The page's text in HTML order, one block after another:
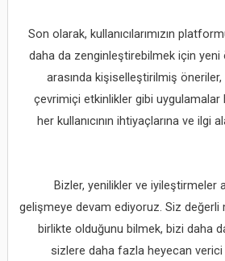
Son olarak, kullanıcılarımızın
daha da zenginleştirebilmek için yeni
arasında kişiselleştirilmiş
çevrimiçi etkinlikler gibi uygulamalar
her kullanıcının ihtiyaçlarına ve ilgi
Bizler, yenilikler ve iyileştirmeler
gelişmeye devam ediyoruz. Siz
birlikte olduğunu bilmek, bizi daha
sizlere daha fazla heyecan